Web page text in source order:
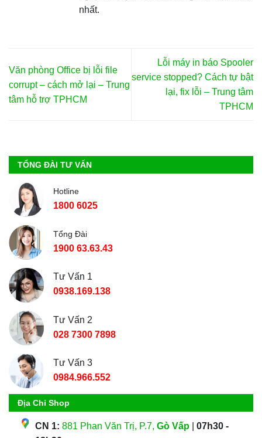
nhất.
Văn phòng Office bị lỗi file
corrupt – cách mở lại – Trung
tâm hỗ trợ TPHCM
Lỗi máy in báo Spooler
service stopped? Cách tự bật
lại, fix lỗi – Trung tâm
TPHCM
TỔNG ĐÀI TƯ VẤN
Hotline
1800 6025
Tổng Đài
1900 63.63.43
Tư Vấn 1
0938.169.138
Tư Vấn 2
028 7300 7898
Tư Vấn 3
0984.966.552
Địa Chỉ Shop
CN 1: 881 Phan Văn Trị, P.7, Gò Vấp
07h30 -